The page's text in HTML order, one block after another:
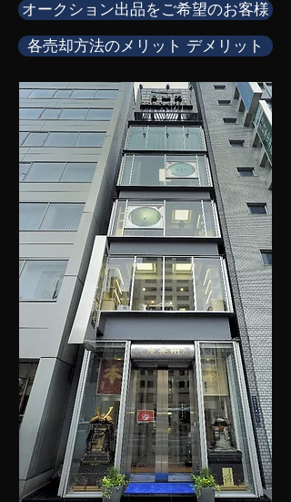
オークション出品をご希望のお客様
各売却方法のメリット デメリット